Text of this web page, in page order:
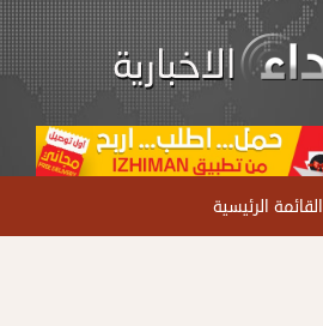
القائمة الرئيسية